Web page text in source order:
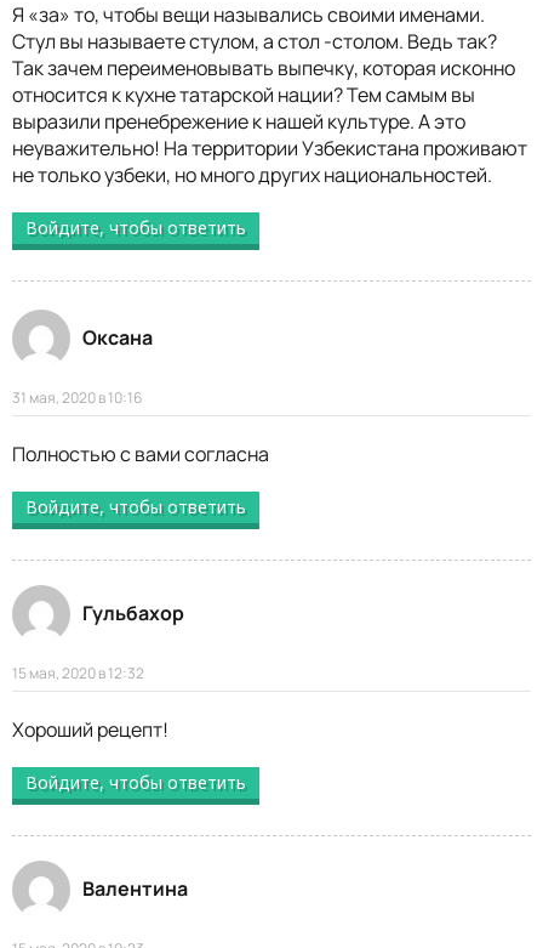
Я «за» то, чтобы вещи назывались своими именами.
Стул вы называете стулом, а стол -столом. Ведь так?
Так зачем переименовывать выпечку, которая исконно
относится к кухне татарской нации? Тем самым вы
выразили пренебрежение к нашей культуре. А это
неуважительно! На территории Узбекистана проживают
не только узбеки, но много других национальностей.
Войдите, чтобы ответить
Оксана
31 мая, 2020 в 10:16
Полностью с вами согласна
Войдите, чтобы ответить
Гульбахор
15 мая, 2020 в 12:32
Хороший рецепт!
Войдите, чтобы ответить
Валентина